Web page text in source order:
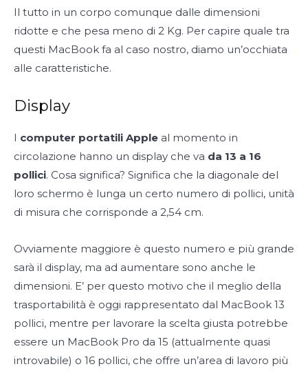
Il tutto in un corpo comunque dalle dimensioni
ridotte e che pesa meno di 2 Kg. Per capire quale tra
questi MacBook fa al caso nostro, diamo un’occhiata
alle caratteristiche.
Display
I computer portatili Apple al momento in
circolazione hanno un display che va da 13 a 16
pollici. Cosa significa? Significa che la diagonale del
loro schermo è lunga un certo numero di pollici, unità
di misura che corrisponde a 2,54 cm.
Ovviamente maggiore è questo numero e più grande
sarà il display, ma ad aumentare sono anche le
dimensioni. E’ per questo motivo che il meglio della
trasportabilità è oggi rappresentato dal MacBook 13
pollici, mentre per lavorare la scelta giusta potrebbe
essere un MacBook Pro da 15 (attualmente quasi
introvabile) o 16 pollici, che offre un’area di lavoro più